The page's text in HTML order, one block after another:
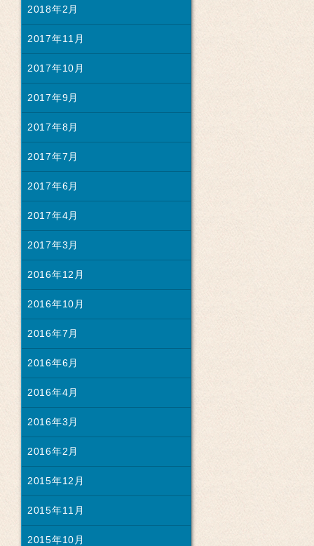
2018年2月
2017年11月
2017年10月
2017年9月
2017年8月
2017年7月
2017年6月
2017年4月
2017年3月
2016年12月
2016年10月
2016年7月
2016年6月
2016年4月
2016年3月
2016年2月
2015年12月
2015年11月
2015年10月